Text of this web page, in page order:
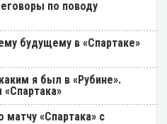
по поводу
будущему в «Спартаке»
я был в «Рубине».
«Спартака» с